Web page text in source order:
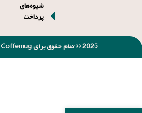
شیوه‌های
پرداخت
2025 © تمام حقوق برای Coffemug محفوظ است.